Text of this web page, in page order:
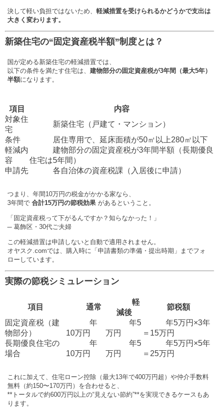
決して軽い負担ではないため、 軽減措置を受けられるかどうかで支出は
大きく変わります。
新築住宅の“固定資産税半額”制度とは？
国が定める新築住宅の軽減措置では、
以下の条件を満たす住宅は、 建物部分の固定資産税が3年間（最大5年）
半額になります。
項目
内容
対象住
宅
新築住宅（戸建て・マンション）
条件
居住専用で、延床面積が50㎡以上280㎡以下
軽減内
容
建物部分の固定資産税が3年間半額（長期優良
住宅は5年間）
申請先
各自治体の資産税課（入居後に申請）
つまり、年間10万円の税金がかかる家なら、
3年間で 合計15万円の節税効果 があるということ。
「固定資産税って下がるんですか？知らなかった！」
─ 葛飾区・30代ご夫婦
この軽減措置は申請しないと自動で適用されません。
オヤスク.comでは、購入時に「申請書類の準備・提出時期」までフォ
ローしています。
実際の節税シミュレーション
項目 通常
軽
減後
節税額
固定資産税（建
物部分）
年
10万円
年5
万円
年5万円×3年
＝15万円
長期優良住宅の
場合
年
10万円
年5
万円
年5万円×5年
＝25万円
これに加えて、住宅ローン控除（最大13年で400万円超）や仲介手数料
無料（約150〜170万円）を合わせると、
**トータルで約600万円以上の“見えない節約”**を実現できるケースもあ
ります。